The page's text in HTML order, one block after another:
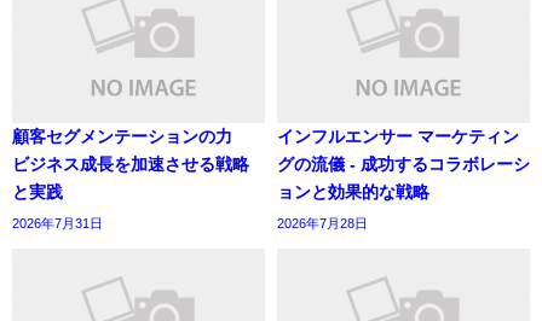
顧客セグメンテーションの力
ビジネス成長を加速させる戦略
と実践
2026年7月31日
インフルエンサー マーケティン
グの流儀 - 成功するコラボレーシ
ョンと効果的な戦略
2026年7月28日